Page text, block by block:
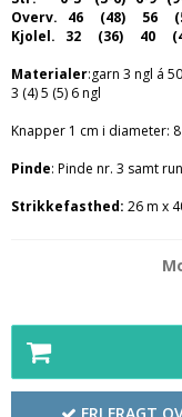
Overv. 46 (48) 56 (
Kjolel. 32 (36)
Materialer:garn 3 ngl á
3 (4) 5 (5) 6 ngl
Knapper 1 cm i diameter: 8
Pinde: Pinde nr. 3 samt
Strikkefasthed: 26 m x
FRI FRAGT